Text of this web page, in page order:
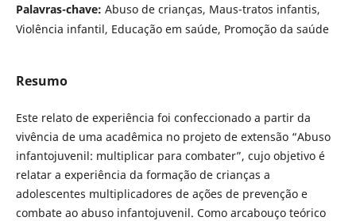
Palavras-chave: Abuso de crianças, Maus-tratos infantis,
Violência infantil, Educação em saúde, Promoção da saúde
Resumo
Este relato de experiência foi confeccionado a partir da
vivência de uma acadêmica no projeto de extensão “Abuso
infantojuvenil: multiplicar para combater”, cujo objetivo é
relatar a experiência da formação de crianças a
adolescentes multiplicadores de ações de prevenção e
combate ao abuso infantojuvenil. Como arcabouço teórico